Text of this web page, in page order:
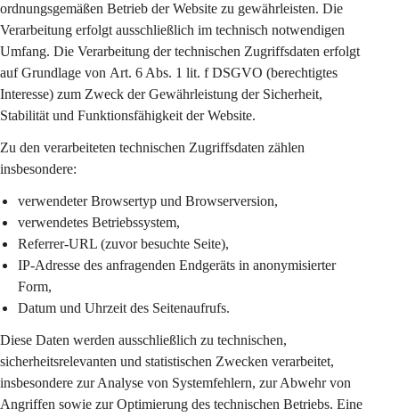
ordnungsgemäßen Betrieb der Website zu gewährleisten. Die
Verarbeitung erfolgt ausschließlich im technisch notwendigen
Umfang. Die Verarbeitung der technischen Zugriffsdaten erfolgt
auf Grundlage von Art. 6 Abs. 1 lit. f DSGVO (berechtigtes
Interesse) zum Zweck der Gewährleistung der Sicherheit,
Stabilität und Funktionsfähigkeit der Website.
Zu den verarbeiteten technischen Zugriffsdaten zählen
insbesondere:
verwendeter Browsertyp und Browserversion,
verwendetes Betriebssystem,
Referrer-URL (zuvor besuchte Seite),
IP-Adresse des anfragenden Endgeräts in anonymisierter
Form,
Datum und Uhrzeit des Seitenaufrufs.
Diese Daten werden ausschließlich zu technischen,
sicherheitsrelevanten und statistischen Zwecken verarbeitet,
insbesondere zur Analyse von Systemfehlern, zur Abwehr von
Angriffen sowie zur Optimierung des technischen Betriebs. Eine